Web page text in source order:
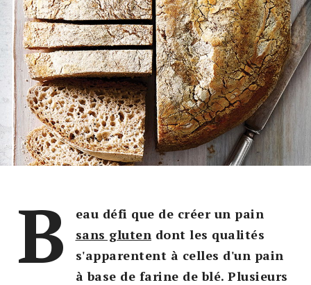
B
eau défi que de créer un pain
sans gluten dont les qualités
s'apparentent à celles d'un pain
à base de farine de blé. Plusieurs